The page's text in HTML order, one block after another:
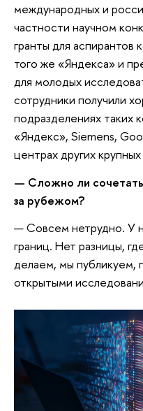
международных и
частности научном
гранты для аспирантов
того же «Яндекса» и
для молодых
сотрудники получили
подразделениях таких
«Яндекс», Siemens,
центрах других
— Сложно ли
за рубежом?
— Совсем нетрудно. У
границ. Нет разницы,
делаем, мы публикуем,
открытыми